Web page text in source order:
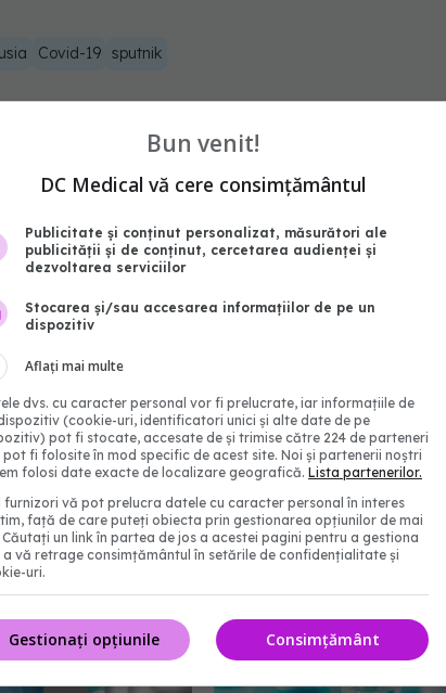
Covid-19 sputnik
care ar putea
Primele teste pe
uimitoare!
FDA respinge proiectul
vaccin antigripal pe
ARN mesager
12 feb 2026, 09:52
Bun venit!
DC Medical vă cere consimțământul
Publicitate și conținut personalizat, măsurători ale
publicității și de conținut, cercetarea audienței și
dezvoltarea serviciilor
Stocarea și/sau accesarea informațiilor de pe un
dispozitiv
Aflați mai multe
dvs. cu caracter personal vor fi prelucrate, iar informațiile de
(cookie-uri, identificatori unici și alte date de pe
pot fi stocate, accesate de și trimise către 224 de parteneri
pot fi folosite în mod specific de acest site. Noi și partenerii noștri
folosi date exacte de localizare geografică. Lista partenerilor.
furnizori vă pot prelucra datele cu caracter personal în interes
față de care puteți obiecta prin gestionarea opțiunilor de mai
Căutați un link în partea de jos a acestei pagini pentru a gestiona
a vă retrage consimțământul în setările de confidențialitate și
uri.
Consimțământ
Gestionați opțiunile